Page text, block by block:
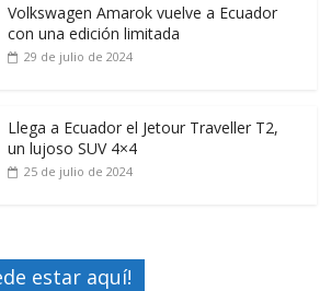
Volkswagen Amarok vuelve a Ecuador
con una edición limitada
29 de julio de 2024
Llega a Ecuador el Jetour Traveller T2,
un lujoso SUV 4×4
25 de julio de 2024
estar aquí!